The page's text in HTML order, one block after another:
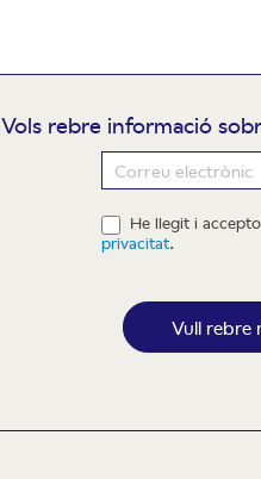
Vols rebre informació
Newsletter
He llegit i
privacitat.
Vull rebre